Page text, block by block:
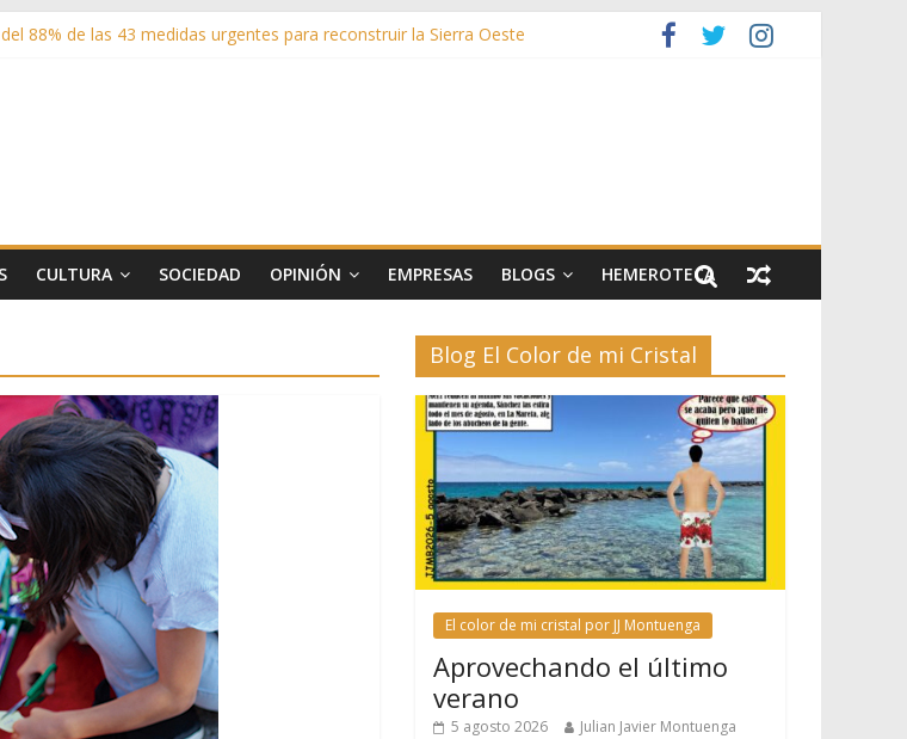
88% de las 43 medidas urgentes para reconstruir la Sierra Oeste
Aula de Humanidades
CULTURA SOCIEDAD OPINIÓN EMPRESAS BLOGS HEMEROTECA
Blog El Color de mi Cristal
El color de mi cristal por JJ Montuenga
Aprovechando el último
verano
5 agosto 2026 Julian Javier Montuenga